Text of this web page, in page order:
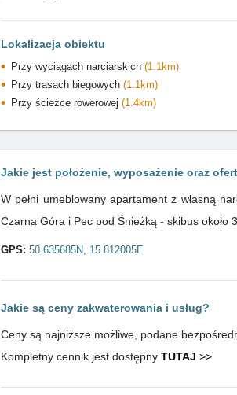
Lokalizacja obiektu
Przy wyciągach narciarskich (1.1km)
Przy trasach biegowych (1.1km)
Przy ścieżce rowerowej (1.4km)
Jakie jest położenie, wyposażenie oraz
W pełni umeblowany apartament z własną
Czarna Góra i Pec pod Śnieżką - skibus około
GPS: 50.635685N, 15.812005E
Jakie są ceny zakwaterowania i usług?
Ceny są najniższe możliwe, podane
Kompletny cennik jest dostępny TUTAJ >>